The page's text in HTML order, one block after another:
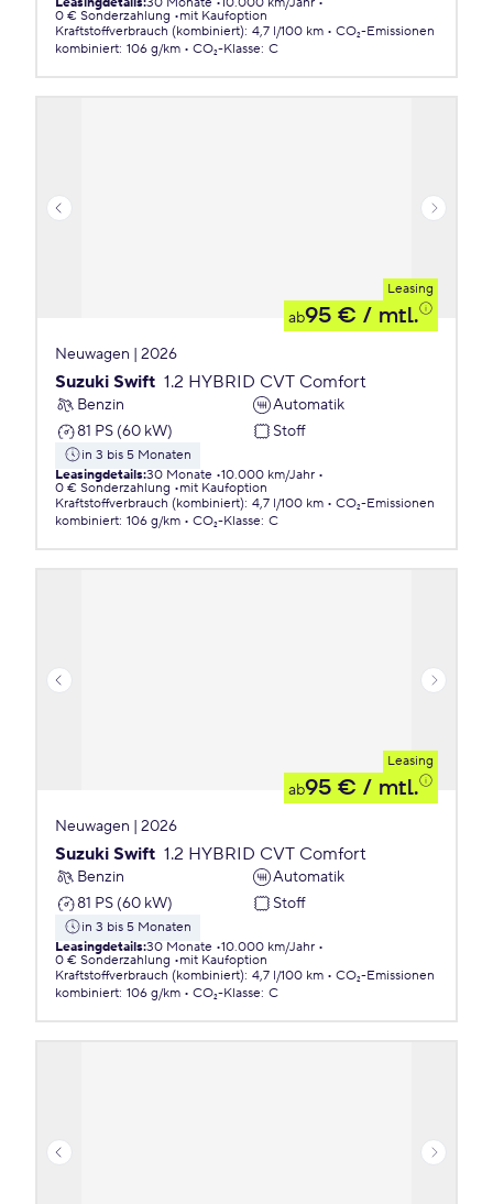
0 € Sonderzahlung
mit Kaufoption
Kraftstoffverbrauch (kombiniert): 4,7 l/100 km
CO₂-Emissionen
kombiniert: 106 g/km CO₂-Klasse: C
Leasing
ab95 € / mtl.
Neuwagen | 2026
Suzuki Swift 1.2 HYBRID CVT Comfort
Benzin
Automatik
81 PS (60 kW)
Stoff
in 3 bis 5 Monaten
Leasingdetails:30 Monate 10.000 km/Jahr
0 € Sonderzahlung
mit Kaufoption
Kraftstoffverbrauch (kombiniert): 4,7 l/100 km
CO₂-Emissionen
kombiniert: 106 g/km CO₂-Klasse: C
Leasing
ab95 € / mtl.
Neuwagen | 2026
Suzuki Swift 1.2 HYBRID CVT Comfort
Benzin
Automatik
81 PS (60 kW)
Stoff
in 3 bis 5 Monaten
Leasingdetails:30 Monate 10.000 km/Jahr
0 € Sonderzahlung
mit Kaufoption
Kraftstoffverbrauch (kombiniert): 4,7 l/100 km
CO₂-Emissionen
kombiniert: 106 g/km CO₂-Klasse: C